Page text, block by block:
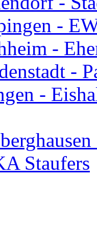
-
-
-
-
Staufers